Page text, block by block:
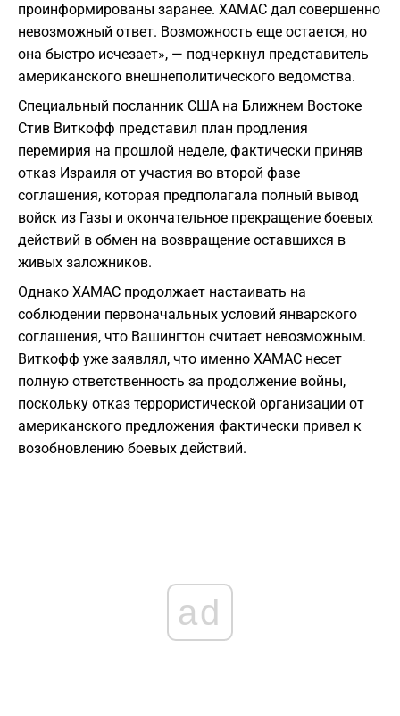
проинформированы заранее. ХАМАС дал совершенно
невозможный ответ. Возможность еще остается, но
она быстро исчезает», — подчеркнул представитель
американского внешнеполитического ведомства.
Специальный посланник США на Ближнем Востоке
Стив Виткофф представил план продления
перемирия на прошлой неделе, фактически приняв
отказ Израиля от участия во второй фазе
соглашения, которая предполагала полный вывод
войск из Газы и окончательное прекращение боевых
действий в обмен на возвращение оставшихся в
живых заложников.
Однако ХАМАС продолжает настаивать на
соблюдении первоначальных условий январского
соглашения, что Вашингтон считает невозможным.
Виткофф уже заявлял, что именно ХАМАС несет
полную ответственность за продолжение войны,
поскольку отказ террористической организации от
американского предложения фактически привел к
возобновлению боевых действий.
ad